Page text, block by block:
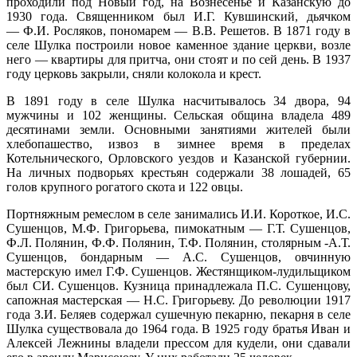
кадастрового квартала
12:06:8501001:40
Марий Эл, р-н Оршанский, с
Шулка, микрорайон
окс нет
12:06:8501002:229
Марий Эл, р-н Оршанский, с
Шулка, мкр микрорайон
зу нет
12:06:8501002:136
Шулка, мкр микрорайон, д 1
12:06:8501002:207
Марий Эл, р-н Оршанский, с
Шулка, мкр микрорайон, д
19
зу нет
12:06:8501002:101
Марий Эл, р-н Оршанский, с
Шулка, мкр микрорайон, д 2
зу нет
12:06:8501002:110
Марий Эл, р-н Оршанский, с
12:06:8501002:114
Марий Эл, р-н Оршанский, с
Шулка, мкр микрорайон, д 2
зу нет
12:06:8501002:122
Марий Эл, р-н Оршанский, с
Шулка, мкр микрорайон, д 2
зу нет
12:06:8501002:125
Марий Эл, р-н Оршанский, с
Шулка, мкр микрорайон, д 2
зу нет
12:06:8501002:129
Марий Эл, р-н Оршанский, с
Шулка, мкр микрорайон, д 2
зу нет
12:06:8501002:131
Марий Эл, р-н Оршанский, с
Шулка, мкр микрорайон, д 2
зу нет
14.02
15:00
-3.5°
757
5.6
295°
14.02
18:00
-6.9°
759
89%
5.5
292°
14.02
21:00
-7.8°
760
1930 года. Священником был И.Г. Кувшинский, дьячком
— Ф.И. Росляков, пономарем — В.В. Решетов. В 1871 году в
селе Шулка построили новое каменное здание церкви, возле
него — квартиры для притча, они стоят и по сей день. В 1937
году церковь закрыли, сняли колокола и крест.
В 1891 году в селе Шулка насчитывалось 34 двора, 94
мужчины и 102 женщины. Сельская община владела 489
десятинами земли. Основными занятиями жителей были
хлебопашество, извоз в зимнее время в пределах
Котельнического, Орловского уездов и Казанской губернии.
На личных подворьях крестьян содержали 38 лошадей, 65
голов крупного рогатого скота и 122 овцы.
Портняжным ремеслом в селе занимались И.И. Короткое, И.С.
Сушенцов, М.Ф. Григорьева, пимокатным — Г.Т. Сушенцов,
Ф.Л. Полянин, Ф.Ф. Полянин, Т.Ф. Полянин, столярным -А.Т.
Сушенцов, бондарным — А.С. Сушенцов, овчинную
мастерскую имел Г.Ф. Сушенцов. Жестянщиком-лудильщиком
был СИ. Сушенцов. Кузница принадлежала П.С. Сушенцову,
сапожная мастерская — Н.С. Григорьеву. До революции 1917
года З.И. Беляев содержал сушечную пекарню, пекарня в селе
Шулка существовала до 1964 года. В 1925 году братья Иван и
Алексей Лежнины владели прессом для кудели, они сдавали